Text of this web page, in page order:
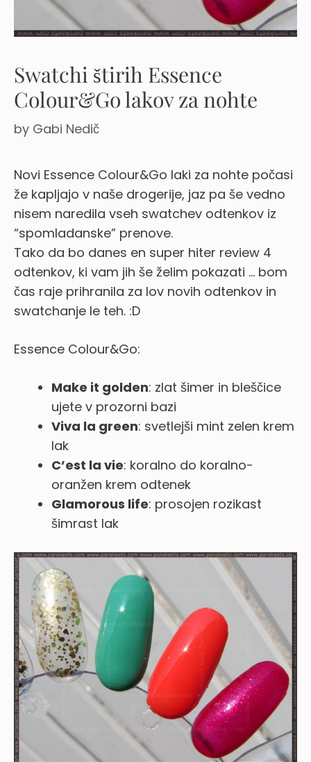
Swatchi štirih Essence
Colour&Go lakov za nohte
by Gabi Nedič
Novi Essence Colour&Go laki za nohte počasi
že kapljajo v naše drogerije, jaz pa še vedno
nisem naredila vseh swatchev odtenkov iz
“spomladanske” prenove.
Tako da bo danes en super hiter review 4
odtenkov, ki vam jih še želim pokazati … bom
čas raje prihranila za lov novih odtenkov in
swatchanje le teh. :D
Essence Colour&Go:
Make it golden: zlat šimer in bleščice
ujete v prozorni bazi
Viva la green: svetlejši mint zelen krem
lak
C’est la vie: koralno do koralno-
oranžen krem odtenek
Glamorous life: prosojen rozikast
šimrast lak